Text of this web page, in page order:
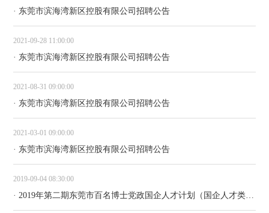
· 东莞市滨海湾新区控股有限公司招聘公告
2021-09-28 11:00:00
· 东莞市滨海湾新区控股有限公司招聘公告
2021-08-31 09:00:00
· 东莞市滨海湾新区控股有限公司招聘公告
2021-03-01 09:00:00
· 东莞市滨海湾新区控股有限公司招聘公告
2019-09-04 08:30:00
· 2019年第二期东莞市百名博士党政国企人才计划（国企人才类）拟聘人员公示